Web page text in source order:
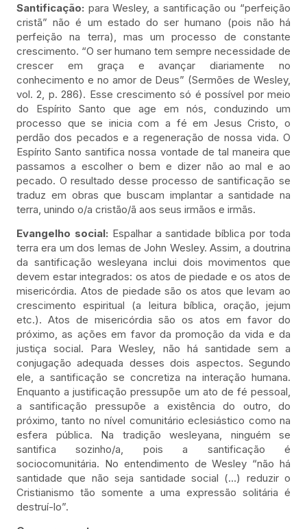
Santificação: para Wesley, a santificação ou “perfeição
cristã” não é um estado do ser humano (pois não há
perfeição na terra), mas um processo de constante
crescimento. “O ser humano tem sempre necessidade de
crescer em graça e avançar diariamente no
conhecimento e no amor de Deus” (Sermões de Wesley,
vol. 2, p. 286). Esse crescimento só é possível por meio
do Espírito Santo que age em nós, conduzindo um
processo que se inicia com a fé em Jesus Cristo, o
perdão dos pecados e a regeneração de nossa vida. O
Espírito Santo santifica nossa vontade de tal maneira que
passamos a escolher o bem e dizer não ao mal e ao
pecado. O resultado desse processo de santificação se
traduz em obras que buscam implantar a santidade na
terra, unindo o/a cristão/ã aos seus irmãos e irmãs.
Evangelho social: Espalhar a santidade bíblica por toda
terra era um dos lemas de John Wesley. Assim, a doutrina
da santificação wesleyana inclui dois movimentos que
devem estar integrados: os atos de piedade e os atos de
misericórdia. Atos de piedade são os atos que levam ao
crescimento espiritual (a leitura bíblica, oração, jejum
etc.). Atos de misericórdia são os atos em favor do
próximo, as ações em favor da promoção da vida e da
justiça social. Para Wesley, não há santidade sem a
conjugação adequada desses dois aspectos. Segundo
ele, a santificação se concretiza na interação humana.
Enquanto a justificação pressupõe um ato de fé pessoal,
a santificação pressupõe a existência do outro, do
próximo, tanto no nível comunitário eclesiástico como na
esfera pública. Na tradição wesleyana, ninguém se
santifica sozinho/a, pois a santificação é
sociocomunitária. No entendimento de Wesley “não há
santidade que não seja santidade social (…) reduzir o
Cristianismo tão somente a uma expressão solitária é
destruí-lo”.